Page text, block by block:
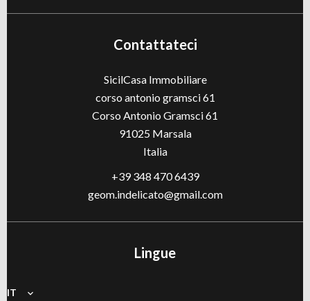
Contattateci
SicilCasa Immobiliare
corso antonio gramsci 61
Corso Antonio Gramsci 61
91025Marsala
Italia
+39 348 470 6439
geom.indelicato@gmail.com
Lingue
IT